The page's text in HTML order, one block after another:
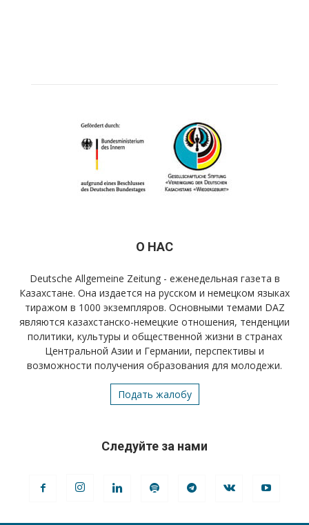
О НАС
Deutsche Allgemeine Zeitung - еженедельная газета в
Казахстане. Она издается на русском и немецком языках
тиражом в 1000 экземпляров. Основными темами DAZ
являются казахстанско-немецкие отношения, тенденции
политики, культуры и общественной жизни в странах
Центральной Азии и Германии, перспективы и
возможности получения образования для молодежи.
Подать жалобу
Следуйте за нами